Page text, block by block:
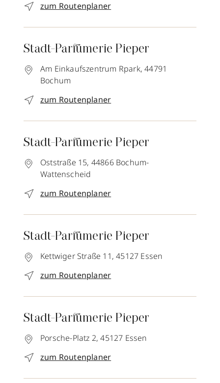
zum Routenplaner
Stadt-Parfümerie Pieper
Am Einkaufszentrum Rpark, 44791
Bochum
zum Routenplaner
Stadt-Parfümerie Pieper
Oststraße 15, 44866 Bochum-
Wattenscheid
zum Routenplaner
Stadt-Parfümerie Pieper
Kettwiger Straße 11, 45127 Essen
zum Routenplaner
Stadt-Parfümerie Pieper
Porsche-Platz 2, 45127 Essen
zum Routenplaner